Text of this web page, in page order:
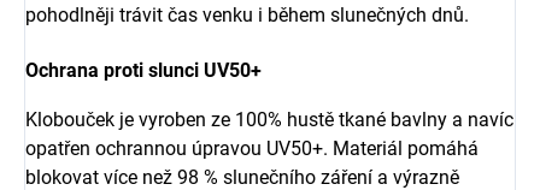
pohodlněji trávit čas venku i během slunečných dnů.
Ochrana proti slunci UV50+
Klobouček je vyroben ze 100% hustě tkané bavlny a navíc
opatřen ochrannou úpravou UV50+. Materiál pomáhá
blokovat více než 98 % slunečního záření a výrazně